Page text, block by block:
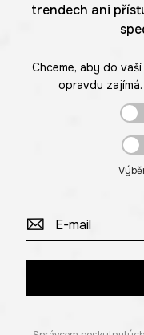
trendech ani
Chceme, aby do
opravdu